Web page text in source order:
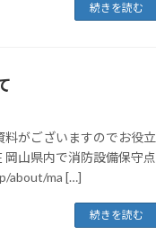
続きを読む
がございますのでお役立
山県内で消防設備保守点
about/ma […]
続きを読む